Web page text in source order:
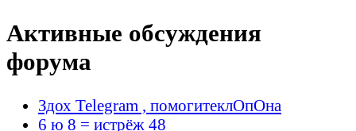
Активные обсуждения
форума
Здох Telegram , помогитеклОпОна
6 ю 8 = истрёж 48